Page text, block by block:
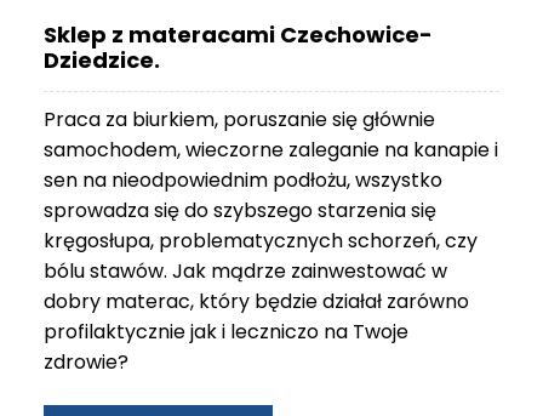
Sklep z materacami Czechowice-
Dziedzice.
Praca za biurkiem, poruszanie się głównie
samochodem, wieczorne zaleganie na kanapie i
sen na nieodpowiednim podłożu, wszystko
sprowadza się do szybszego starzenia się
kręgosłupa, problematycznych schorzeń, czy
bólu stawów. Jak mądrze zainwestować w
dobry materac, który będzie działał zarówno
profilaktycznie jak i leczniczo na Twoje
zdrowie?